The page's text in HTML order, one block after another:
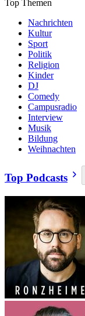
Top Themen
Nachrichten
Kultur
Sport
Politik
Religion
Kinder
DJ
Comedy
Campusradio
Interview
Musik
Bildung
Weihnachten
Top Podcasts